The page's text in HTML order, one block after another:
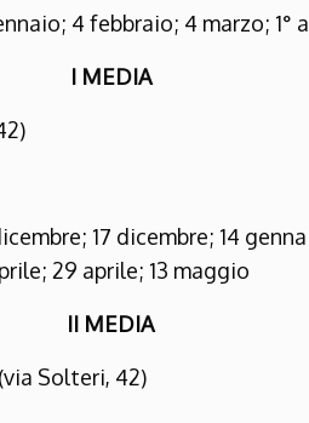
4 febbraio; 4 marzo; 1°
I MEDIA
17 dicembre; 14
29 aprile; 13 maggio
II MEDIA
Solteri, 42)